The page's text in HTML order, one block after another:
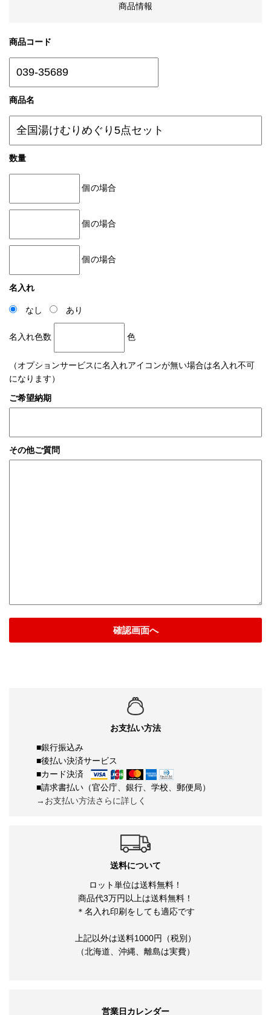
商品情報
商品コード
商品名
数量
個の場合
個の場合
個の場合
名入れ
なし あり
名入れ色数 色
（オプションサービスに名入れアイコンが無い場合は名入れ不可
になります）
ご希望納期
その他ご質問
確認画面へ
お支払い方法
■銀行振込み
■後払い決済サービス
■カード決済
■請求書払い（官公庁、銀行、学校、郵便局）
→お支払い方法さらに詳しく
送料について
ロット単位は送料無料！
商品代3万円以上は送料無料！
＊名入れ印刷をしても適応です
上記以外は送料1000円（税別）
（北海道、沖縄、離島は実費）
営業日カレンダー